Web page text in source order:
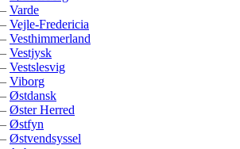
– Varde
– Vejle-Fredericia
– Vesthimmerland
– Vestjysk
– Vestslesvig
– Viborg
– Østdansk
– Øster Herred
– Østfyn
– Østvendsyssel